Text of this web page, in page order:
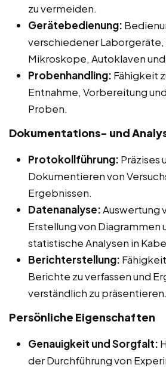
zu vermeiden.
Gerätebedienung:
verschiedener Laborgeräte,
Mikroskope, Autoklaven
Probenhandling: Fähigkeit
Entnahme, Vorbereitung
Proben.
Dokumentations- und
Protokollführung: Präzises
Dokumentieren von
Ergebnissen.
Datenanalyse:Auswertung
Erstellung von Diagrammen
statistische Analysen in
Berichterstellung:
Berichte zu verfassen und
verständlich zu präsentieren.
Persönliche Eigenschaften
Genauigkeit und Sorgfalt:
der Durchführung von